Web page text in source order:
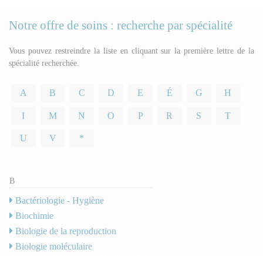
Notre offre de soins : recherche par spécialité
Vous pouvez restreindre la liste en cliquant sur la première lettre de la
spécialité recherchée.
A B C D E É G H
I M N O P R S T
U V *
B
Bactériologie - Hygiène
Biochimie
Biologie de la reproduction
Biologie moléculaire